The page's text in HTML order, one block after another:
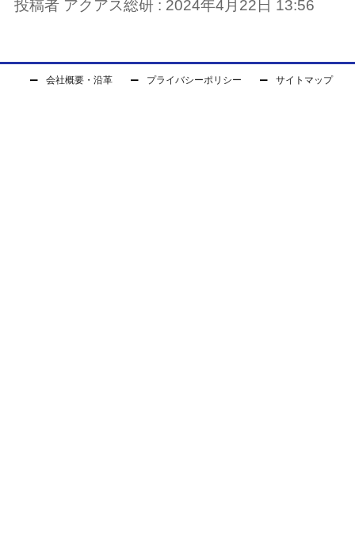
投稿者 アクアス総研 : 2024年4月22日 13:56
会社概要・沿革 プライバシーポリシー サイトマップ